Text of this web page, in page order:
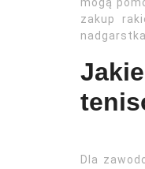
zakup
nadgarstka
Dla